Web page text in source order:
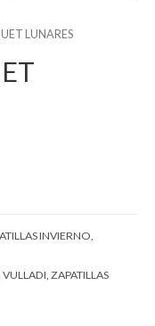
LUNARES
INVIERNO
VULLADI ZAPATILLAS